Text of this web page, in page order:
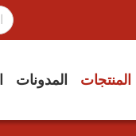
المنتجات المدونات